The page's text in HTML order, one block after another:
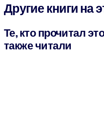
Другие книги на
Те, кто прочитал
также читали